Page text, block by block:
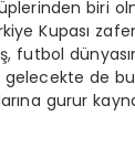
biri
Kupası
futbol
de bu
gurur